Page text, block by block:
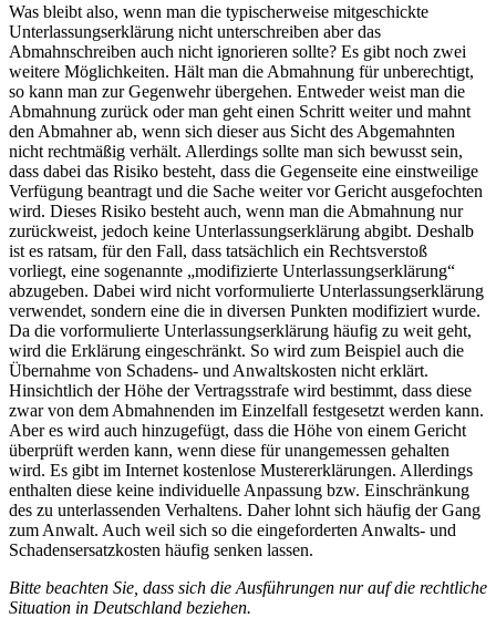
Was bleibt also, wenn man die typischerweise mitgeschickte
Unterlassungserklärung nicht unterschreiben aber das
Abmahnschreiben auch nicht ignorieren sollte? Es gibt noch zwei
weitere Möglichkeiten. Hält man die Abmahnung für unberechtigt,
so kann man zur Gegenwehr übergehen. Entweder weist man die
Abmahnung zurück oder man geht einen Schritt weiter und mahnt
den Abmahner ab, wenn sich dieser aus Sicht des Abgemahnten
nicht rechtmäßig verhält. Allerdings sollte man sich bewusst sein,
dass dabei das Risiko besteht, dass die Gegenseite eine einstweilige
Verfügung beantragt und die Sache weiter vor Gericht ausgefochten
wird. Dieses Risiko besteht auch, wenn man die Abmahnung nur
zurückweist, jedoch keine Unterlassungserklärung abgibt. Deshalb
ist es ratsam, für den Fall, dass tatsächlich ein Rechtsverstoß
vorliegt, eine sogenannte „modifizierte Unterlassungserklärung“
abzugeben. Dabei wird nicht vorformulierte Unterlassungserklärung
verwendet, sondern eine die in diversen Punkten modifiziert wurde.
Da die vorformulierte Unterlassungserklärung häufig zu weit geht,
wird die Erklärung eingeschränkt. So wird zum Beispiel auch die
Übernahme von Schadens- und Anwaltskosten nicht erklärt.
Hinsichtlich der Höhe der Vertragsstrafe wird bestimmt, dass diese
zwar von dem Abmahnenden im Einzelfall festgesetzt werden kann.
Aber es wird auch hinzugefügt, dass die Höhe von einem Gericht
überprüft werden kann, wenn diese für unangemessen gehalten
wird. Es gibt im Internet kostenlose Mustererklärungen. Allerdings
enthalten diese keine individuelle Anpassung bzw. Einschränkung
des zu unterlassenden Verhaltens. Daher lohnt sich häufig der Gang
zum Anwalt. Auch weil sich so die eingeforderten Anwalts- und
Schadensersatzkosten häufig senken lassen.
Bitte beachten Sie, dass sich die Ausführungen nur auf die rechtliche
Situation in Deutschland beziehen.